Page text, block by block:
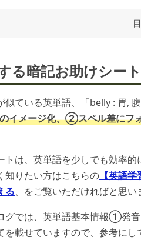
る暗記お助けシート
似ている英単語、「belly : 胃,
メージ化、②スペル差にフ
トは、英単語を少しでも効率
知りたい方はこちらの 【英語
る、をご覧いただければと思い
グでは、英単語基本情報①
を載せていますので、参考に